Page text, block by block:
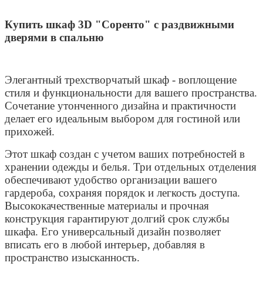
Купить шкаф 3D "Соренто" с раздвижными
дверями в спальню
Элегантный трехстворчатый шкаф - воплощение
стиля и функциональности для вашего пространства.
Сочетание утонченного дизайна и практичности
делает его идеальным выбором для гостиной или
прихожей.
Этот шкаф создан с учетом ваших потребностей в
хранении одежды и белья. Три отдельных отделения
обеспечивают удобство организации вашего
гардероба, сохраняя порядок и легкость доступа.
Высококачественные материалы и прочная
конструкция гарантируют долгий срок службы
шкафа. Его универсальный дизайн позволяет
вписать его в любой интерьер, добавляя в
пространство изысканность.